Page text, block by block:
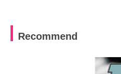
Recommend